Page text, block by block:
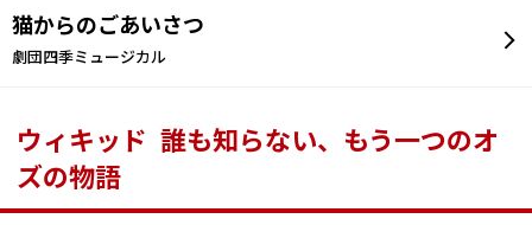
猫からのごあいさつ
劇団四季ミュージカル
ウィキッド 誰も知らない、もう一つのオ
ズの物語